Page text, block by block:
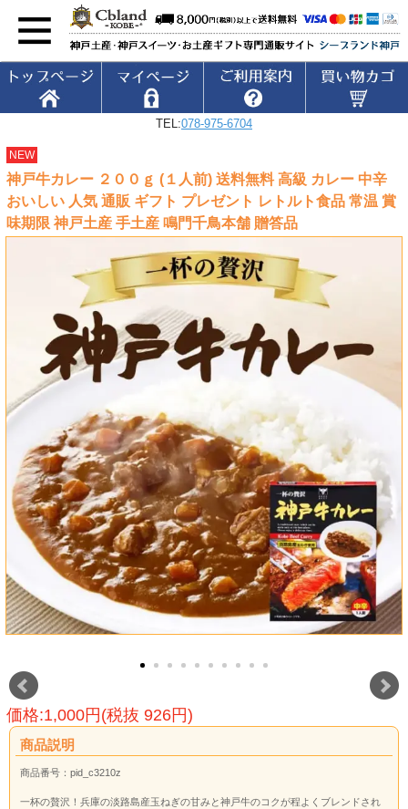
TEL:078-975-6704
NEW
神戸牛カレー ２００ｇ (１人前) 送料無料 高級 カレー 中辛
おいしい 人気 通販 ギフト プレゼント レトルト食品 常温 賞
味期限 神戸土産 手土産 鳴門千鳥本舗 贈答品
価格:1,000円(税抜 926円)
商品説明
商品番号：pid_c3210z
一杯の贅沢！兵庫の淡路島産玉ねぎの甘みと神戸牛のコクが程よくブレンドされ